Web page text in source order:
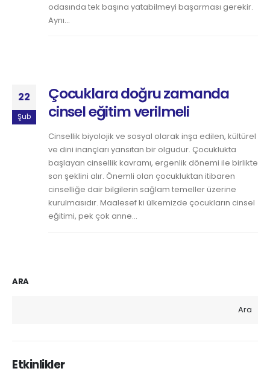
odasında tek başına yatabilmeyi başarması gerekir.
Aynı...
22
Şub
Çocuklara doğru zamanda
cinsel eğitim verilmeli
Cinsellik biyolojik ve sosyal olarak inşa edilen, kültürel
ve dini inançları yansıtan bir olgudur. Çocuklukta
başlayan cinsellik kavramı, ergenlik dönemi ile birlikte
son şeklini alır. Önemli olan çocukluktan itibaren
cinselliğe dair bilgilerin sağlam temeller üzerine
kurulmasıdır. Maalesef ki ülkemizde çocukların cinsel
eğitimi, pek çok anne...
ARA
Ara
Etkinlikler